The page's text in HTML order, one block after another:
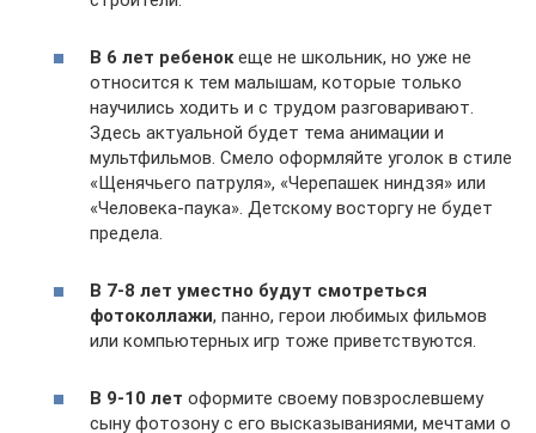
В 6 лет ребенокеще не школьник, но уже не
относится к тем малышам, которые только
научились ходить и с трудом разговаривают.
Здесь актуальной будет тема анимации и
мультфильмов. Смело оформляйте уголок в стиле
«Щенячьего патруля», «Черепашек ниндзя» или
«Человека-паука». Детскому восторгу не будет
предела.
В 7-8 лет уместно будут смотреться
фотоколлажи, панно, герои любимых фильмов
или компьютерных игр тоже приветствуются.
В 9-10 лет оформите своему повзрослевшему
сыну фотозону с его высказываниями, мечтами о